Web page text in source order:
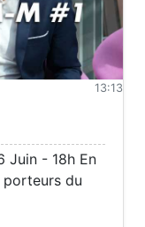
13:13
Juin - 18h En
du